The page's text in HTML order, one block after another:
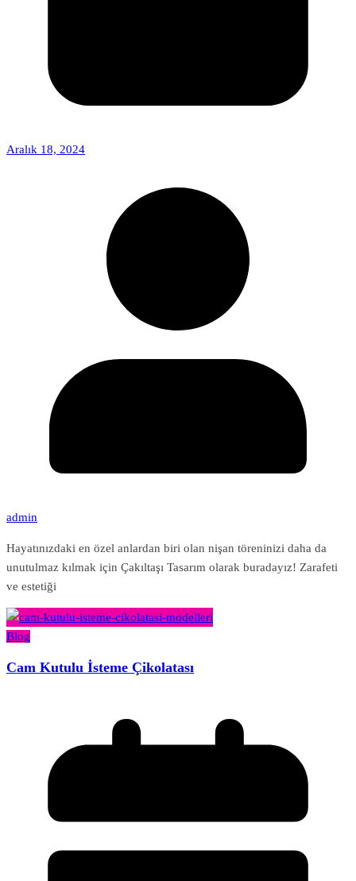
Aralık 18, 2024
admin
Hayatınızdaki en özel anlardan biri olan nişan töreninizi daha da
unutulmaz kılmak için Çakıltaşı Tasarım olarak buradayız! Zarafeti
ve estetiği
Blog
Cam Kutulu İsteme Çikolatası